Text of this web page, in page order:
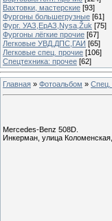
Вахтовки, мастерские [93]
Фургоны большегрузные [61]
Фург. УАЗ,ЕрАЗ,Nysa,Žuk [75]
Фургоны лёгкие прочие [67]
Легковые УВД,ДПС,ГАИ [65]
Легковые спец. прочие [106]
Спецтехника: прочее [62]
Главная » Фотоальбом » Спец.
Mercedes-Benz 508D.
Инкерман, улица